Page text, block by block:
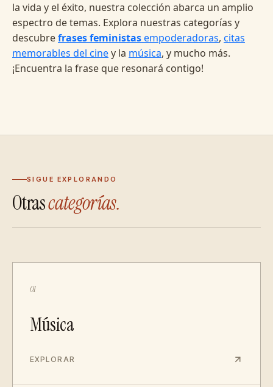
la vida y el éxito, nuestra colección abarca un amplio
espectro de temas. Explora nuestras categorías y
descubrefrases feministasempoderadoras, citas
memorables del ciney la música, y mucho más.
¡Encuentra la frase que resonará contigo!
SIGUE EXPLORANDO
Otrascategorías.
01
Música
EXPLORAR